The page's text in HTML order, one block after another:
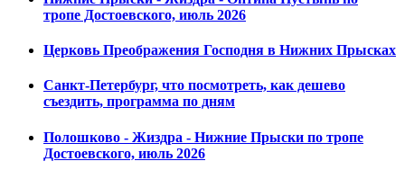
тропе Достоевского, июль 2026
Церковь Преображения Господня в Нижних Прысках
Санкт-Петербург, что посмотреть, как дешево
съездить, программа по дням
Полошково - Жиздра - Нижние Прыски по тропе
Достоевского, июль 2026